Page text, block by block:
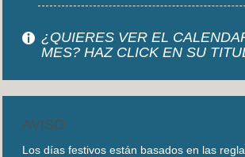
¿QUIERES VER EL
MES? HAZ CLICK EN SU
AVISO
Los días festivos están basados en las